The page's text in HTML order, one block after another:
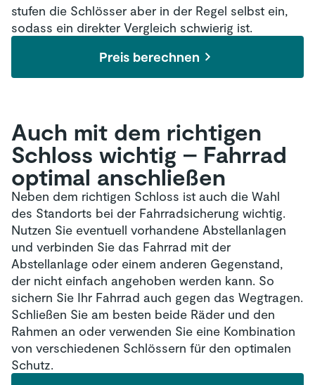
stufen die Schlösser aber in der Regel selbst ein,
sodass ein direkter Vergleich schwierig ist.
Preis berechnen
Auch mit dem richtigen
Schloss wichtig – Fahrrad
optimal anschließen
Neben dem richtigen Schloss ist auch die Wahl
des Standorts bei der Fahrradsicherung wichtig.
Nutzen Sie eventuell vorhandene Abstellanlagen
und verbinden Sie das Fahrrad mit der
Abstellanlage oder einem anderen Gegenstand,
der nicht einfach angehoben werden kann. So
sichern Sie Ihr Fahrrad auch gegen das Wegtragen.
Schließen Sie am besten beide Räder und den
Rahmen an oder verwenden Sie eine Kombination
von verschiedenen Schlössern für den optimalen
Schutz.